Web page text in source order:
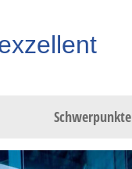
Schwerpunkte